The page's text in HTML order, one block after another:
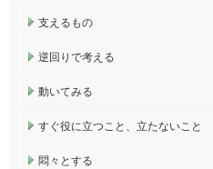
支えるもの
逆回りで考える
動いてみる
すぐ役に立つこと、立たないこと
悶々とする